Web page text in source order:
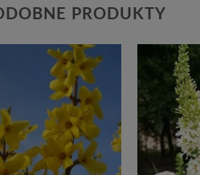
PRODUKTY
Dodaj
do
listy
życzeń